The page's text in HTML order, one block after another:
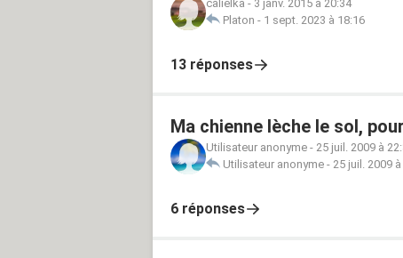
calielka - 3 janv. 2015 à 20:34
Platon - 1 sept. 2023 à 18:16
13 réponses
Ma chienne lèche le sol,
Utilisateur anonyme - 25 juil. 2009 à
Utilisateur anonyme - 25 juil. 2009
6 réponses